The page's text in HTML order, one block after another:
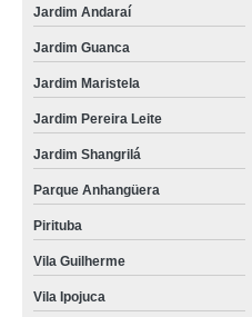
Jardim Andaraí
Jardim Guanca
Jardim Maristela
Jardim Pereira Leite
Jardim Shangrilá
Parque Anhangüera
Pirituba
Vila Guilherme
Vila Ipojuca